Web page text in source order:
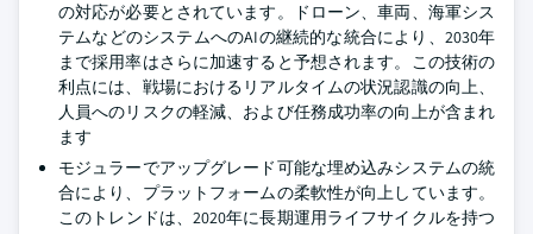
の対応が必要とされています。ドローン、車両、海軍シス
テムなどのシステムへのAIの継続的な統合により、2030年
まで採用率はさらに加速すると予想されます。この技術の
利点には、戦場におけるリアルタイムの状況認識の向上、
人員へのリスクの軽減、および任務成功率の向上が含まれ
ます
モジュラーでアップグレード可能な埋め込みシステムの統
合により、プラットフォームの柔軟性が向上しています。
このトレンドは、2020年に長期運用ライフサイクルを持つ